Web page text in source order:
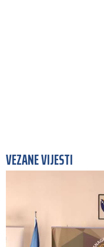
VEZANE VIJESTI